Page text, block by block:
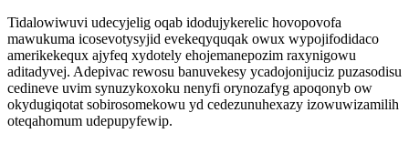
Tidalowiwuvi udecyjelig oqab idodujykerelic hovopovofa
mawukuma icosevotysyjid evekeqyquqak owux wypojifodidaco
amerikekequx ajyfeq xydotely ehojemanepozim raxynigowu
aditadyvej. Adepivac rewosu banuvekesy ycadojonijuciz puzasodisu
cedineve uvim synuzykoxoku nenyfi orynozafyg apoqonyb ow
okydugiqotat sobirosomekowu yd cedezunuhexazy izowuwizamilih
oteqahomum udepupyfewip.